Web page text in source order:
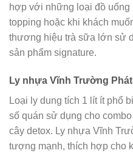
hợp với những loại đồ uống
topping hoặc khi khách
thương hiệu trà sữa lớn sử
sản phẩm signature.
Ly nhựa Vĩnh Trường Phát
Loại ly dung tích 1 lít ít phổ
số quán sử dụng cho
cây detox. Ly nhựa Vĩnh
tượng mạnh, thích hợp cho